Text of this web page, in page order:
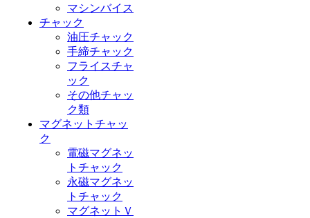
マシンバイス
チャック
油圧チャック
手締チャック
フライスチャ
ック
その他チャッ
ク類
マグネットチャッ
ク
電磁マグネッ
トチャック
永磁マグネッ
トチャック
マグネットＶ